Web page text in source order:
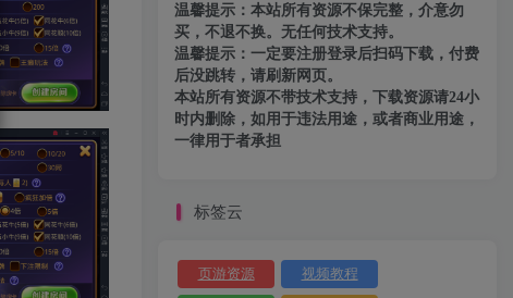
温馨提示：本站所有资源不保完整，介意勿
买，不退不换。无任何技术支持。
温馨提示：一定要注册登录后扫码下载，付费
后没跳转，请刷新网页。
本站所有资源不带技术支持，下载资源请24小
时内删除，如用于违法用途，或者商业用途，
一律用于者承担
标签云
页游资源 视频教程